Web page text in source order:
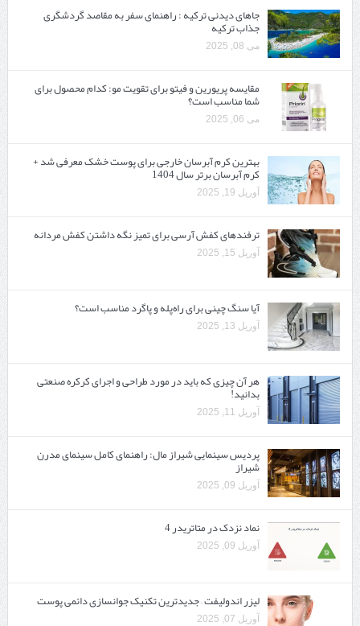
جاهای دیدنی ترکیه : راهنمای سفر به مقاصد گردشگری
جذاب ترکیه
می 08, 2025
مقایسه پریورین و فیتو برای تقویت مو: کدام محصول برای
شما مناسب است؟
می 06, 2025
بهترین کرم آبرسان خارجی برای پوست خشک معرفی شد +
کرم آبرسان برتر سال 1404
آوریل 19, 2025
ترفندهای کفش آرسی برای تمیز نگه داشتن کفش مردانه
آوریل 15, 2025
آیا سنگ چینی برای راه‌پله و پاگرد مناسب است؟
آوریل 13, 2025
هر آن چیزی که باید در مورد طراحی و اجرای کرکره صنعتی
بدانید!
آوریل 11, 2025
پردیس سینمایی شیراز مال: راهنمای کامل سینمای مدرن
شیراز
آوریل 09, 2025
نماد نزدک در متاتریدر 4
آوریل 09, 2025
لیزر اندولیفت – جدیدترین تکنیک جوانسازی دائمی پوست
آوریل 07, 2025